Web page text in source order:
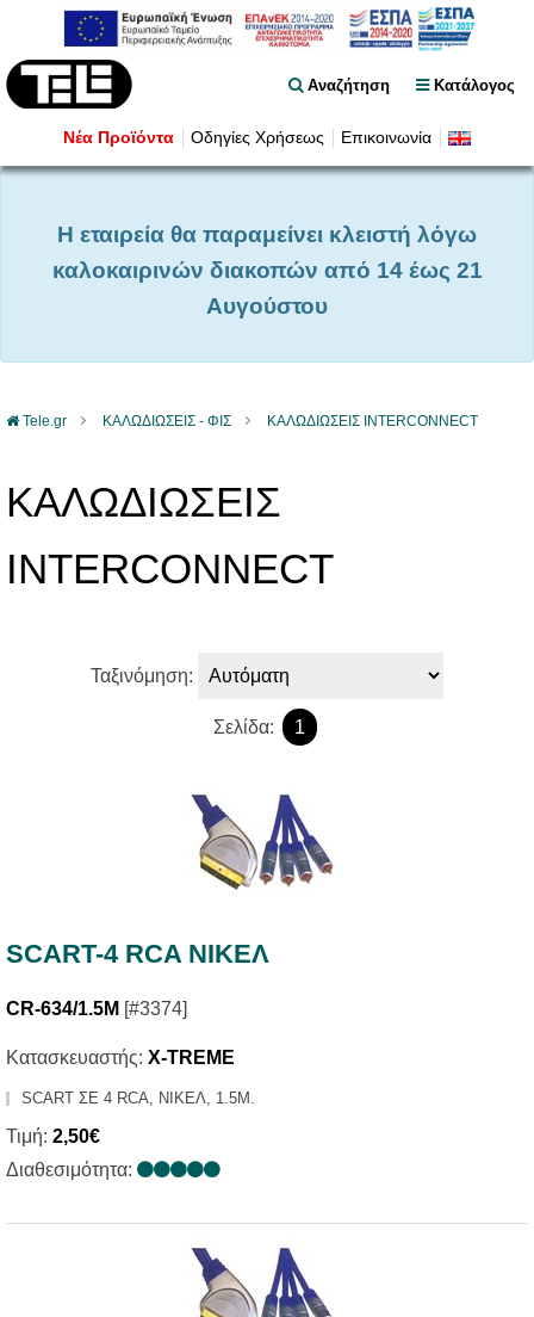
Κατάλογος
Αναζήτηση
Νέα Προϊόντα Οδηγίες Χρήσεως Επικοινωνία
Η εταιρεία θα παραμείνει κλειστή λόγω
καλοκαιρινών διακοπών από 14 έως 21
Αυγούστου
Tele.gr ΚΑΛΩΔΙΩΣΕΙΣ - ΦΙΣ ΚΑΛΩΔΙΩΣΕΙΣ INTERCONNECT
ΚΑΛΩΔΙΩΣΕΙΣ
INTERCONNECT
Ταξινόμηση:
Σελίδα: 1
SCART-4 RCA ΝΙΚΕΛ
CR-634/1.5M [#3374]
Κατασκευαστής: X-TREME
SCART ΣΕ 4 RCA, ΝΙΚΕΛ, 1.5Μ.
Τιμή: 2,50€
Διαθεσιμότητα: